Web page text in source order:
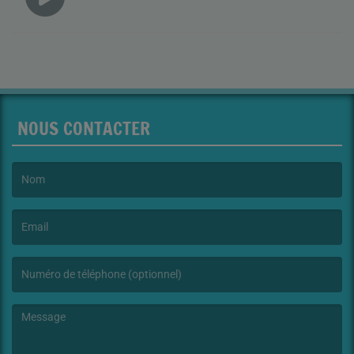
NOUS CONTACTER